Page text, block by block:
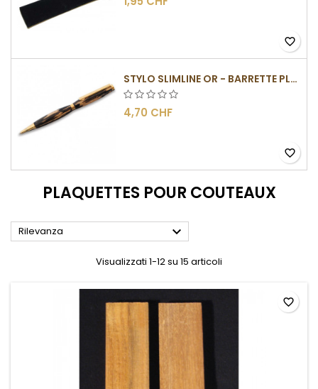
favorite_border
STYLO SLIMLINE OR - BARRETTE PLATE
4,70 CHF
favorite_border
PLAQUETTES POUR COUTEAUX
Rilevanza 
Visualizzati 1-12 su 15 articoli
favorite_border